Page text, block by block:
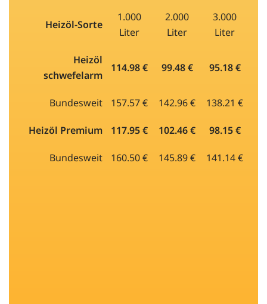
Heizöl-Sorte
1.000
Liter
2.000
Liter
3.000
Liter
Heizöl
schwefelarm
114.98 € 99.48 € 95.18 €
Bundesweit 157.57 € 142.96 € 138.21 €
Heizöl Premium 117.95 € 102.46 € 98.15 €
Bundesweit 160.50 € 145.89 € 141.14 €